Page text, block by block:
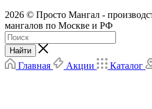
2026 © Просто Мангал -
мангалов по Москве и РФ
Найти
Главная Акции Каталог